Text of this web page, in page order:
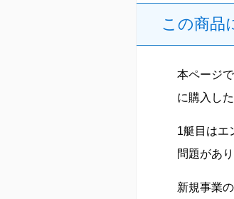
この商品
本ページ
に購入し
1艇目はエ
問題があり
新規事業